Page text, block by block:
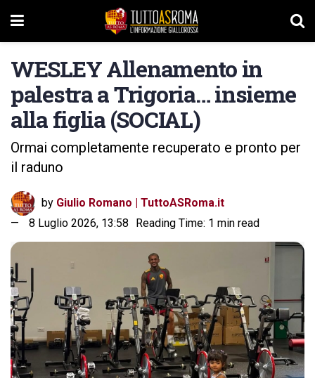
WESLEY Allenamento in
palestra a Trigoria… insieme
alla figlia (SOCIAL)
Ormai completamente recuperato e pronto per
il raduno
by Giulio Romano | TuttoASRoma.it
8 Luglio 2026, 13:58
Reading Time: 1 min read